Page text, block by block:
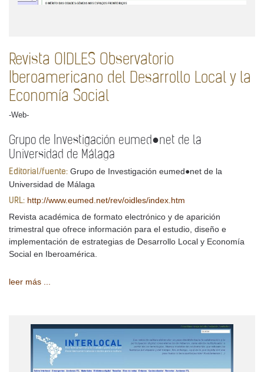
Revista OIDLES Observatorio
Iberoamericano del Desarrollo Local y la
Economía Social
-Web-
Grupo de Investigación eumed●net de la
Universidad de Málaga
Editorial/fuente: Grupo de Investigación eumed●net de la
Universidad de Málaga
URL: http://www.eumed.net/rev/oidles/index.htm
Revista académica de formato electrónico y de aparición
trimestral que ofrece información para el estudio, diseño e
implementación de estrategias de Desarrollo Local y Economía
Social en Iberoamérica.
leer más ...